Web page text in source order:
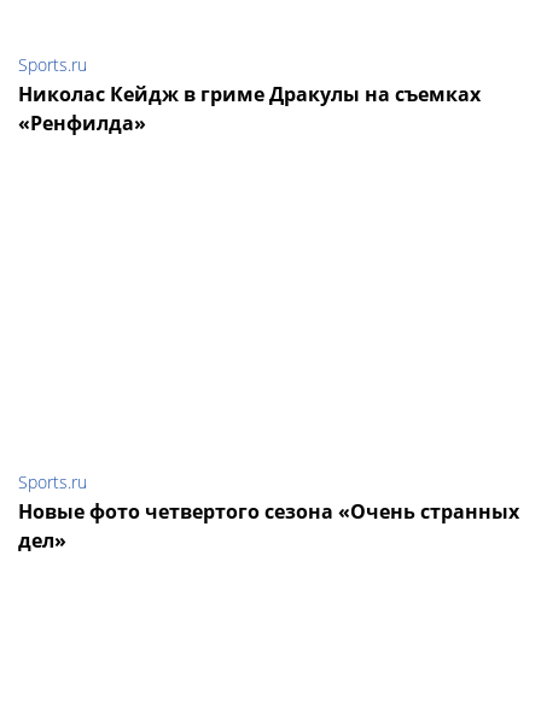
Sports.ru
Николас Кейдж в гриме Дракулы на съемках
«Ренфилда»
Sports.ru
Новые фото четвертого сезона «Очень странных
дел»